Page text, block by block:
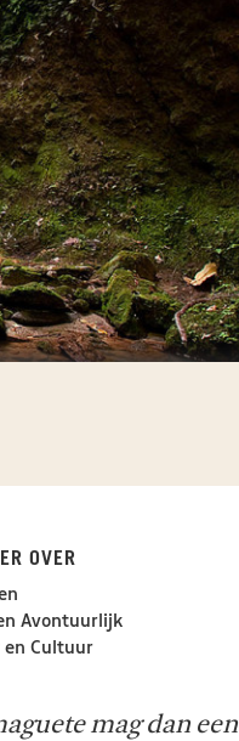
OVER
Avontuurlijk
en Cultuur
mag dan een